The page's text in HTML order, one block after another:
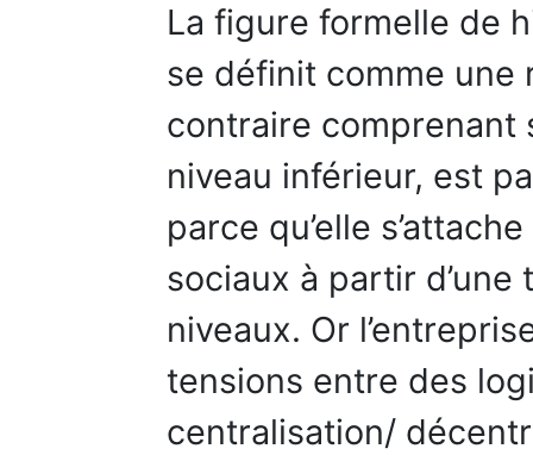
La figure formelle de
se définit comme une
contraire comprenant
niveau inférieur, est
parce qu’elle
sociaux à partir
niveaux. Or
tensions entre des
centralisation/